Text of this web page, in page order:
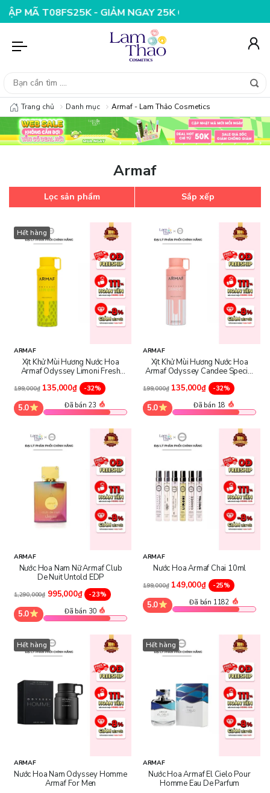
- GIẢM NGAY 25K CHO ĐƠN HÀNG 99K
Trang chủ Danh mục Armaf - Lam Thảo Cosmetics
Armaf
Lọc sản phẩm Sắp xếp
Hết hàng
ARMAF
Xịt Khử Mùi Hương Nước Hoa
Armaf Odyssey Limoni Fresh
Edition
199,000₫ 135,000₫ -32%
5.0 Đã bán 23
ARMAF
Xịt Khử Mùi Hương Nước Hoa
Armaf Odyssey Candee Special
Edition
199,000₫ 135,000₫ -32%
5.0 Đã bán 18
ARMAF
Nước Hoa Nam Nữ Armaf Club
De Nuit Untold EDP
1,290,000₫ 995,000₫ -23%
5.0 Đã bán 30
ARMAF
Nước Hoa Armaf Chai 10ml
199,000₫ 149,000₫ -25%
5.0 Đã bán 1182
Hết hàng
ARMAF
Nước Hoa Nam Odyssey Homme
Armaf For Men
Hết hàng
ARMAF
Nước Hoa Armaf El Cielo Pour
Homme Eau De Parfum